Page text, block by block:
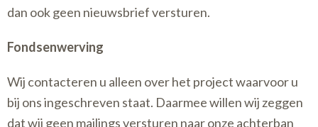
dan ook geen nieuwsbrief versturen.
Fondsenwerving
Wij contacteren u alleen over het project waarvoor u
bij ons ingeschreven staat. Daarmee willen wij zeggen
dat wij geen mailings versturen naar onze achterban